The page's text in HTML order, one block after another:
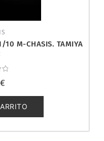
10 M-CHASIS. TAMIYA
€